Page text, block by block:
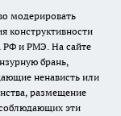
модерировать
конструктивности
РФ и РМЭ. На сайте
брань,
ненависть или
размещение
эти